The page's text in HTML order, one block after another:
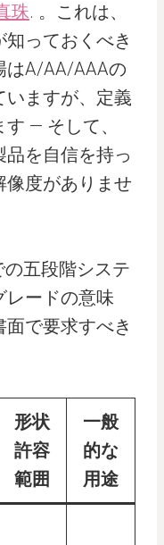
珠. 。これは、
っておくべき
はA/AA/AAAの
いますが、定義
— そして、
を自信を持っ
像度がありませ
五段階システ
レードの意味
で要求すべき
形状
許容
範囲
一般
的な
用途